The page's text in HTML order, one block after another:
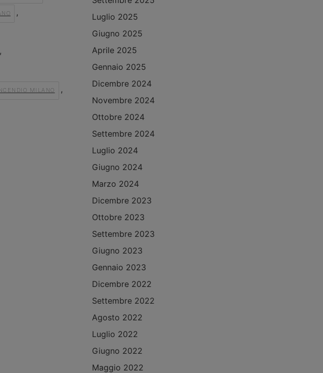
,
,
MILANO ,
Luglio 2025
Giugno 2025
Aprile 2025
Gennaio 2025
Dicembre 2024
Novembre 2024
Ottobre 2024
Settembre 2024
Luglio 2024
Giugno 2024
Marzo 2024
Dicembre 2023
Ottobre 2023
Settembre 2023
Giugno 2023
Gennaio 2023
Dicembre 2022
Settembre 2022
Agosto 2022
Luglio 2022
Giugno 2022
Maggio 2022